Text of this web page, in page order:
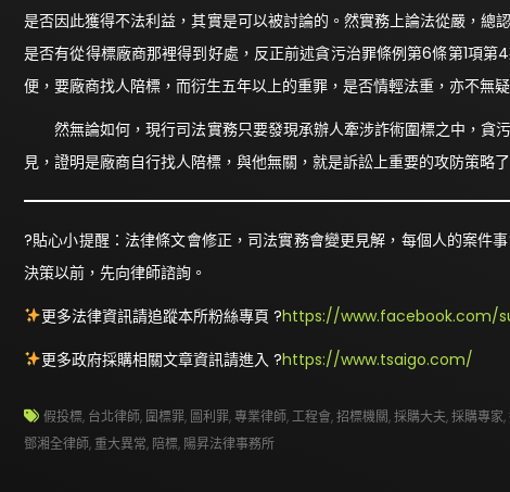
是否因此獲得不法利益，其實是可以被討論的。然實務上論法從嚴，
是否有從得標廠商那裡得到好處，反正前述貪污治罪條例第6條第1項
便，要廠商找人陪標，而衍生五年以上的重罪，是否情輕法重，亦不無疑
然無論如何，現行司法實務只要發現承辦人牽涉詐術圍標之中，貪
見，證明是廠商自行找人陪標，與他無關，就是訴訟上重要的攻防策略了
?貼心小提醒：法律條文會修正，司法實務會變更見解，每個人的案件
決策以前，先向律師諮詢。
更多法律資訊請追蹤本所粉絲專頁 ?https://www.facebook.com/
更多政府採購相關文章資訊請進入 ?https://www.tsaigo.com/
假投標, 台北律師, 圍標罪, 圖利罪,專業律師,工程會,招標機關,採購大夫,採購專家,
鄧湘全律師, 重大異常, 陪標, 陽昇法律事務所